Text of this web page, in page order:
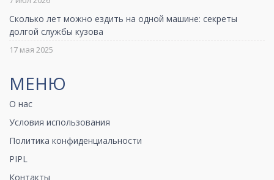
Сколько лет можно ездить на одной машине: секреты
долгой службы кузова
17 мая 2025
МЕНЮ
О нас
Условия использования
Политика конфиденциальности
PIPL
Контакты